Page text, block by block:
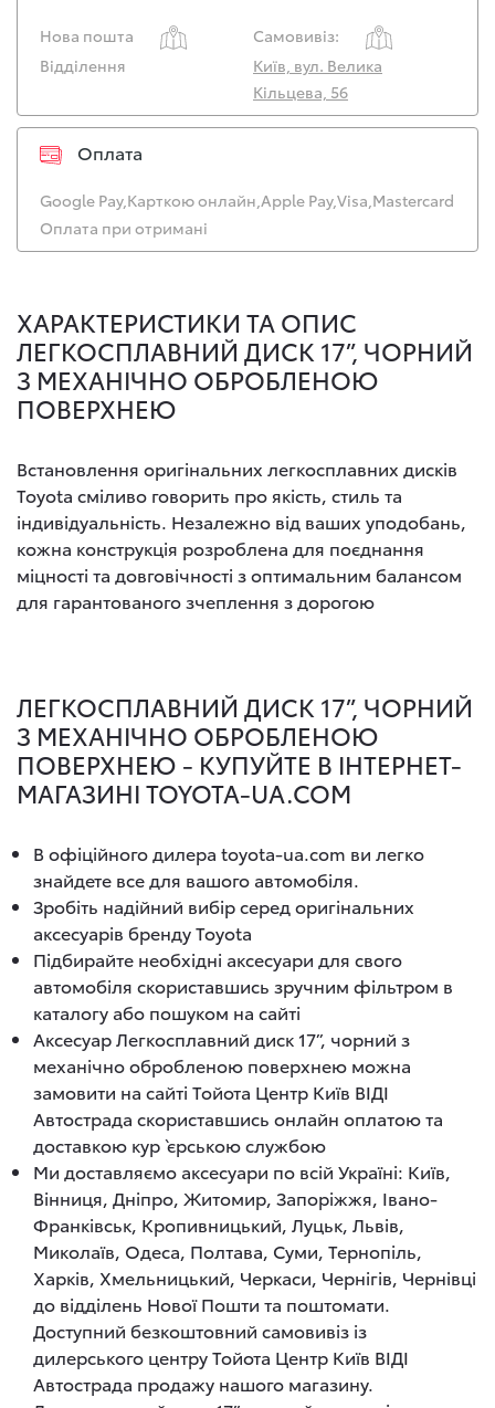
Нова пошта
Самовивіз:
Відділення
Київ, вул. Велика
Кільцева, 56
Оплата
Google Pay,Карткою онлайн,Apple Pay,Visa,Mastercard
Оплата при отримані
ХАРАКТЕРИСТИКИ ТА ОПИС
ЛЕГКОСПЛАВНИЙ ДИСК 17”, ЧОРНИЙ
З МЕХАНІЧНО ОБРОБЛЕНОЮ
ПОВЕРХНЕЮ
Встановлення оригінальних легкосплавних дисків
Toyota сміливо говорить про якість, стиль та
індивідуальність. Незалежно від ваших уподобань,
кожна конструкція розроблена для поєднання
міцності та довговічності з оптимальним балансом
для гарантованого зчеплення з дорогою
ЛЕГКОСПЛАВНИЙ ДИСК 17”, ЧОРНИЙ
З МЕХАНІЧНО ОБРОБЛЕНОЮ
ПОВЕРХНЕЮ - КУПУЙТЕ В ІНТЕРНЕТ-
МАГАЗИНІ TOYOTA-UA.COM
В офіційного дилера toyota-ua.com ви легко
знайдете все для вашого автомобіля.
Зробіть надійний вибір серед оригінальних
аксесуарів бренду Toyota
Підбирайте необхідні аксесуари для свого
автомобіля скориставшись зручним фільтром в
каталогу або пошуком на сайті
Аксесуар Легкосплавний диск 17”, чорний з
механічно обробленою поверхнею можна
замовити на сайті Тойота Центр Київ ВІДІ
Автострада скориставшись онлайн оплатою та
доставкою кур`єрською службою
Ми доставляємо аксесуари по всій Україні: Київ,
Вінниця, Дніпро, Житомир, Запоріжжя, Івано-
Франківськ, Кропивницький, Луцьк, Львів,
Миколаїв, Одеса, Полтава, Суми, Тернопіль,
Харків, Хмельницький, Черкаси, Чернігів, Чернівці
до відділень Нової Пошти та поштомати.
Доступний безкоштовний самовивіз із
дилерського центру Тойота Центр Київ ВІДІ
Автострада продажу нашого магазину.